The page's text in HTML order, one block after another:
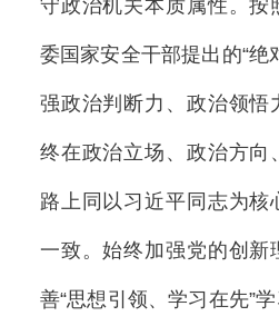
守政治机关本质属性。按
委国家安全干部提出的“绝
强政治判断力、政治领悟
终在政治立场、政治方向
路上同以习近平同志为核
一致。始终加强党的创新
善“思想引领、学习在先”